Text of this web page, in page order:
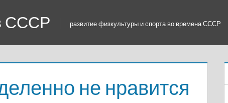
СССР развитие физкультуры и спорта во времена СССР
не нравится